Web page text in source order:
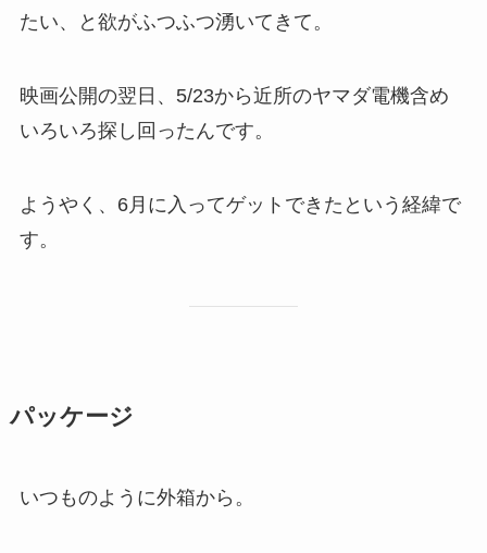
たい、と欲がふつふつ湧いてきて。
映画公開の翌日、5/23から近所のヤマダ電機含め
いろいろ探し回ったんです。
ようやく、6月に入ってゲットできたという経緯で
す。
パッケージ
いつものように外箱から。